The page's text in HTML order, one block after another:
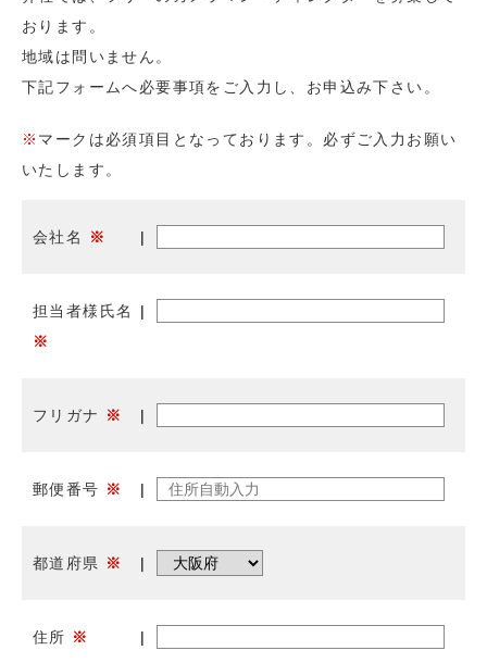
おります。
地域は問いません。
下記フォームへ必要事項をご入力し、お申込み下さい。
※ マークは必須項目となっております。必ずご入力お願い
いたします。
会社名 ※
担当者様氏名
※
フリガナ ※
郵便番号 ※
都道府県 ※
住所 ※